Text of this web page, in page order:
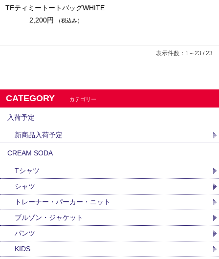
TEティミートートバッグWHITE
2,200円
（税込み）
表示件数：1～23 / 23
CATEGORY カテゴリー
入荷予定
新商品入荷予定
CREAM SODA
Tシャツ
シャツ
トレーナー・パーカー・ニット
ブルゾン・ジャケット
パンツ
KIDS